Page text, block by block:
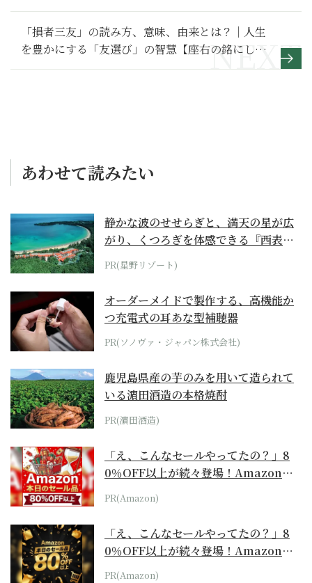
【Google活用基本のき】
「損者三友」の読み方、意味、由来とは？｜人生
を豊かにする「友選び」の智慧【座右の銘にした
い言葉】
あわせて読みたい
静かな波のせせらぎと、満天の星が広
がり、くつろぎを体感できる『西表島
ホテル by...
PR(星野リゾート)
オーダーメイドで製作する、高機能か
つ充電式の耳あな型補聴器
PR(ソノヴァ・ジャパン株式会社)
鹿児島県産の芋のみを用いて造られて
いる濵田酒造の本格焼酎
PR(濵田酒造)
「え、こんなセールやってたの？」8
0％OFF以上が続々登場！Amazonの
本気が...
PR(Amazon)
「え、こんなセールやってたの？」8
0％OFF以上が続々登場！Amazonの
本気が...
PR(Amazon)